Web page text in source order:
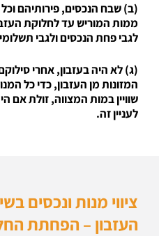
(ב) שבח הנכסים, פירותיהם
ממות המוריש עד לחלוקת
לגבי פחת הנכסים ולגבי
(ג) לא היה בעזבון, אחרי
המזונות מן העזבון, כדי כל
שוויין במות המצווה, זולת אם
לעניין זה.
ציווי מנות ונכסים
העזבון – הפחתת